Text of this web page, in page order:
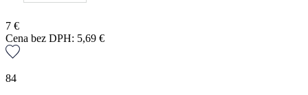
7 €
Cena bez DPH: 5,69 €
84